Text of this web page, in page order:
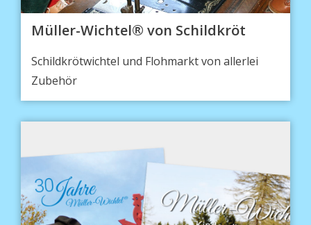
Müller-Wichtel® von Schildkröt
Schildkrötwichtel und Flohmarkt von allerlei
Zubehör